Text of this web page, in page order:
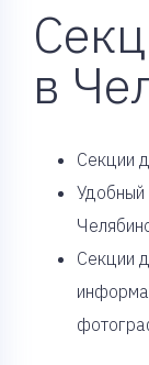
в
Cекции
Удобный
Секции